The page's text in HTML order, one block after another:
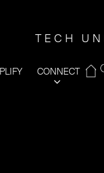
TECH
CONNECT
⌂